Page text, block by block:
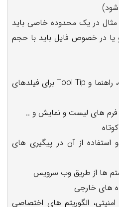
مثال در یک محدوده خاصی باید
و یا در خصوص فایل باید با حجم
امکان قرار دادن توضیحات، راهنما و Tool Tip برای فیلدهای
فرم های لیست و نمایش و ..
استفاده از آن در پیگیری های
ها از طریق وب سرویس
های خارجی
الگوریتم های اختصاصی